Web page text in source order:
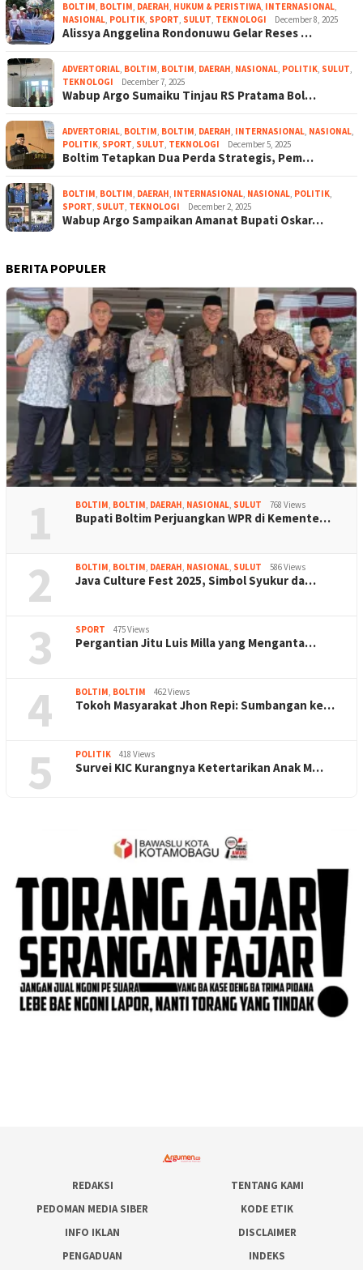
BOLTIM, BOLTIM, DAERAH, HUKUM & PERISTIWA, INTERNASIONAL,
NASIONAL, POLITIK, SPORT, SULUT, TEKNOLOGI December 8, 2025
Alissya Anggelina Rondonuwu Gelar Reses …
ADVERTORIAL, BOLTIM, BOLTIM, DAERAH, NASIONAL, POLITIK, SULUT,
TEKNOLOGI
December 7, 2025
Wabup Argo Sumaiku Tinjau RS Pratama Bol…
ADVERTORIAL, BOLTIM, BOLTIM, DAERAH, INTERNASIONAL, NASIONAL,
POLITIK, SPORT, SULUT, TEKNOLOGI December 5, 2025
Boltim Tetapkan Dua Perda Strategis, Pem…
BOLTIM, BOLTIM, DAERAH, INTERNASIONAL, NASIONAL, POLITIK,
SPORT, SULUT, TEKNOLOGI December 2, 2025
Wabup Argo Sampaikan Amanat Bupati Oskar…
BERITA POPULER
1 BOLTIM, BOLTIM, DAERAH, NASIONAL, SULUT 768 Views
Bupati Boltim Perjuangkan WPR di Kemente…
2 BOLTIM, BOLTIM, DAERAH, NASIONAL, SULUT 586 Views
Java Culture Fest 2025, Simbol Syukur da…
3 SPORT 475 Views
Pergantian Jitu Luis Milla yang Menganta…
4 BOLTIM, BOLTIM 462 Views
Tokoh Masyarakat Jhon Repi: Sumbangan ke…
5 POLITIK 418 Views
Survei KIC Kurangnya Ketertarikan Anak M…
REDAKSI
TENTANG KAMI
PEDOMAN MEDIA SIBER
KODE ETIK
INFO IKLAN
DISCLAIMER
PENGADUAN
INDEKS